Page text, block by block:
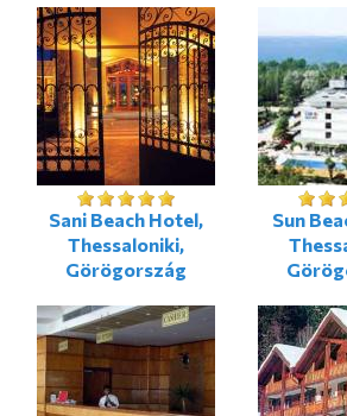
Sani Beach Hotel,
Thessaloniki,
Görögország
Sun